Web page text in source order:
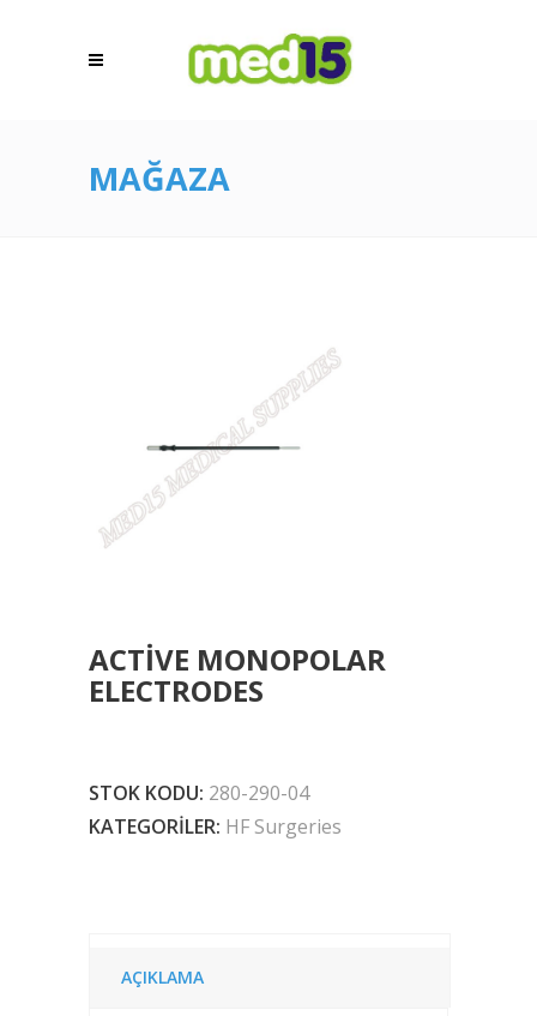
MAĞAZA
ACTIVE MONOPOLAR
ELECTRODES
STOK KODU: 280-290-04
KATEGORILER: HF Surgeries
AÇIKLAMA